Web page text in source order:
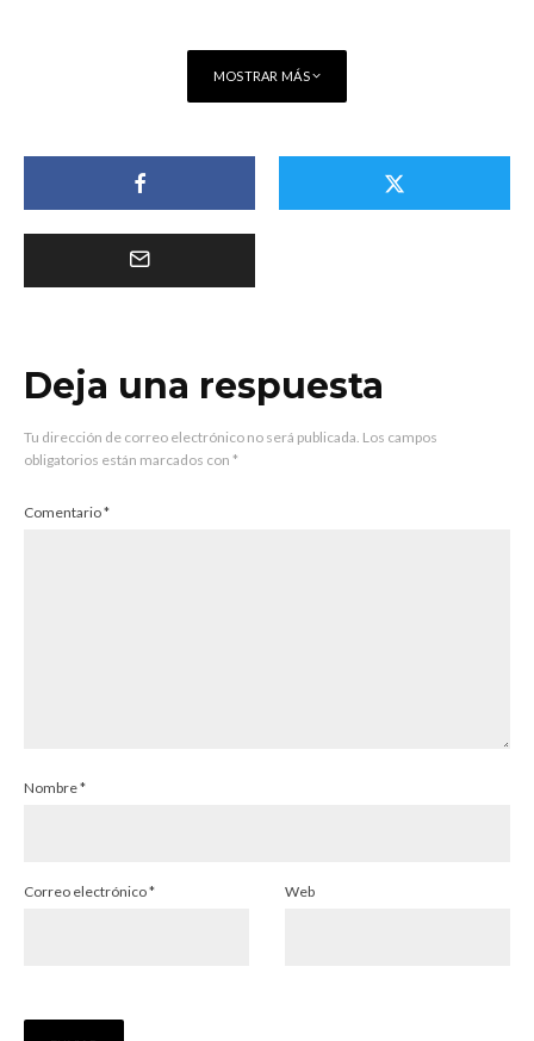
MOSTRAR MÁS
Deja una respuesta
Tu dirección de correo electrónico no será publicada. Los campos
obligatorios están marcados con *
Comentario*
Nombre*
Correo electrónico* Web